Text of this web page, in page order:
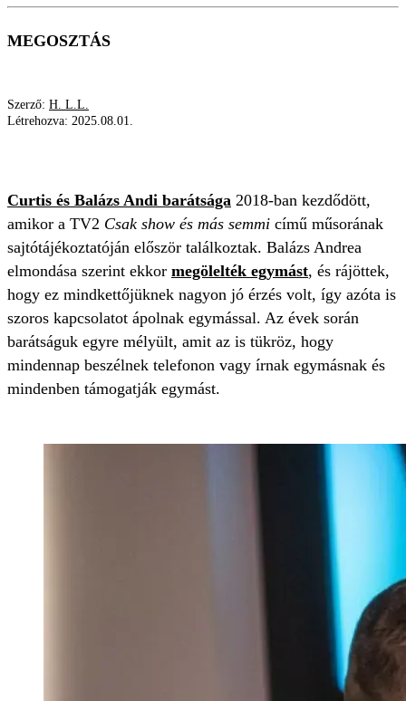
MEGOSZTÁS
Szerző: H. L.L.
Létrehozva: 2025.08.01.
Curtis és Balázs Andi barátsága 2018-ban kezdődött,
amikor a TV2 Csak show és más semmi című műsorának
sajtótájékoztatóján először találkoztak. Balázs Andrea
elmondása szerint ekkor megölelték egymást, és rájöttek,
hogy ez mindkettőjüknek nagyon jó érzés volt, így azóta is
szoros kapcsolatot ápolnak egymással. Az évek során
barátságuk egyre mélyült, amit az is tükröz, hogy
mindennap beszélnek telefonon vagy írnak egymásnak és
mindenben támogatják egymást.